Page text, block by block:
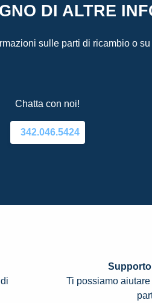
DI ALTRE
sulle parti di ricambio o
Chatta con noi!
342.046.5424
Ti possiamo